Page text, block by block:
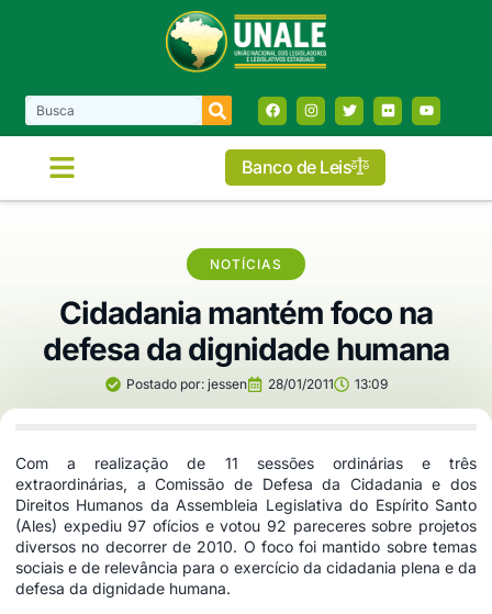
Banco de Leis
NOTÍCIAS
Cidadania mantém foco na
defesa da dignidade humana
Postado por:jessen 28/01/2011 13:09
Com a realização de 11 sessões ordinárias e três
extraordinárias, a Comissão de Defesa da Cidadania e dos
Direitos Humanos da Assembleia Legislativa do Espírito Santo
(Ales) expediu 97 ofícios e votou 92 pareceres sobre projetos
diversos no decorrer de 2010. O foco foi mantido sobre temas
sociais e de relevância para o exercício da cidadania plena e da
defesa da dignidade humana.